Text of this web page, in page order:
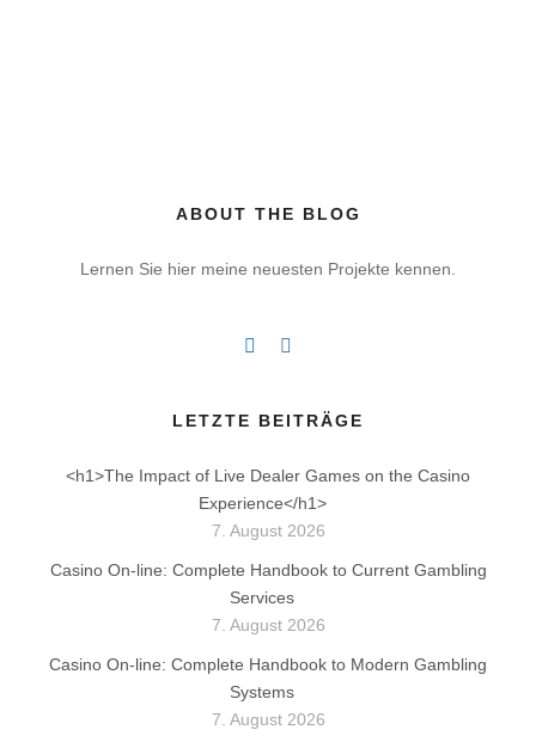
ABOUT THE BLOG
Lernen Sie hier meine neuesten Projekte kennen.
LETZTE BEITRÄGE
<h1>The Impact of Live Dealer Games on the Casino
Experience</h1>
7. August 2026
Casino On-line: Complete Handbook to Current Gambling
Services
7. August 2026
Casino On-line: Complete Handbook to Modern Gambling
Systems
7. August 2026